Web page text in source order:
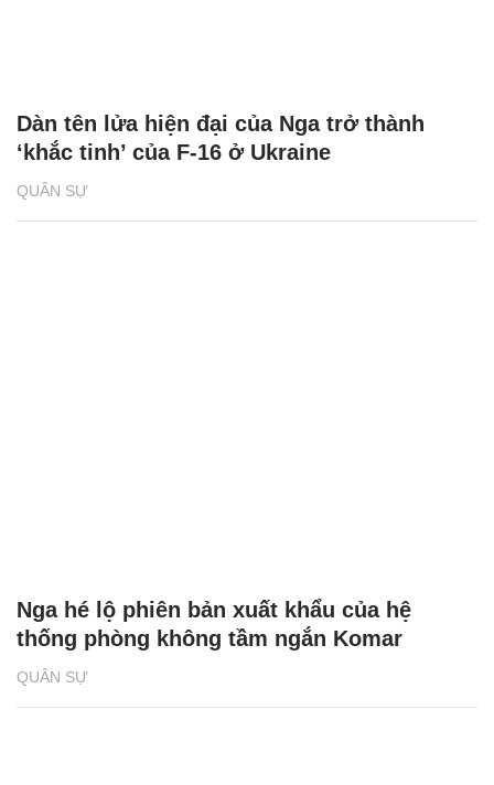
QUÂN SỰ
Dàn tên lửa hiện đại của Nga trở thành
‘khắc tinh’ của F-16 ở Ukraine
QUÂN SỰ
Nga hé lộ phiên bản xuất khẩu của hệ
thống phòng không tầm ngắn Komar